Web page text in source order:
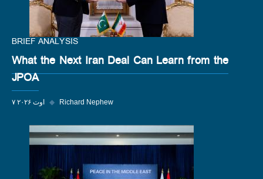
BRIEF ANALYSIS
What the Next Iran Deal Can Learn from the
JPOA
۷ اوت ۲۰۲۶ ◆ Richard Nephew